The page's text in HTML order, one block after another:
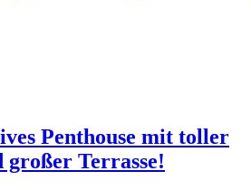
Penthouse mit toller
großer Terrasse!